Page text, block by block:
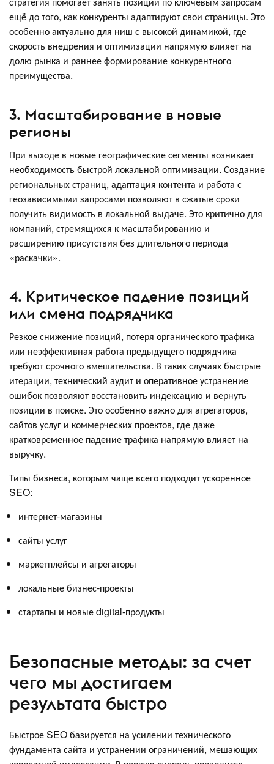
ещё до того, как конкуренты адаптируют свои страницы. Это
особенно актуально для ниш с высокой динамикой, где
скорость внедрения и оптимизации напрямую влияет на
долю рынка и раннее формирование конкурентного
преимущества.
3. Масштабирование в новые
регионы
При выходе в новые географические сегменты возникает
необходимость быстрой локальной оптимизации. Создание
региональных страниц, адаптация контента и работа с
геозависимыми запросами позволяют в сжатые сроки
получить видимость в локальной выдаче. Это критично для
компаний, стремящихся к масштабированию и
расширению присутствия без длительного периода
«раскачки».
4. Критическое падение позиций
или смена подрядчика
Резкое снижение позиций, потеря органического трафика
или неэффективная работа предыдущего подрядчика
требуют срочного вмешательства. В таких случаях быстрые
итерации, технический аудит и оперативное устранение
ошибок позволяют восстановить индексацию и вернуть
позиции в поиске. Это особенно важно для агрегаторов,
сайтов услуг и коммерческих проектов, где даже
кратковременное падение трафика напрямую влияет на
выручку.
Типы бизнеса, которым чаще всего подходит ускоренное
SEO:
интернет-магазины
сайты услуг
маркетплейсы и агрегаторы
локальные бизнес-проекты
стартапы и новые digital-продукты
Безопасные методы: за счет
чего мы достигаем
результата быстро
Быстрое SEO базируется на усилении технического
фундамента сайта и устранении ограничений, мешающих